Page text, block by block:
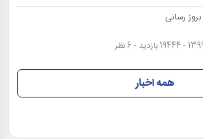
رسانی
همه اخبار